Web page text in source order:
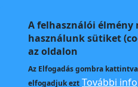
A felhasználói
használunk sütiket
az oldalon
Az Elfogadásgombra kattintva
elfogadjuk ezt További info